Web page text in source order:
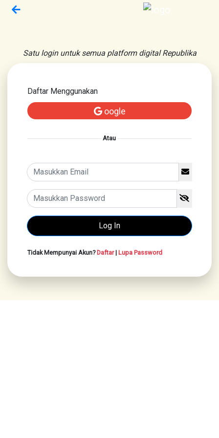
Satu login untuk semua platform digital Republika
Daftar Menggunakan
oogle
Atau
Tidak Mempunyai Akun?Daftar| Lupa Password